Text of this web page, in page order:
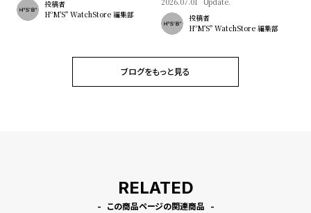
投稿者
HºM'S" WatchStore 編集部
投稿者
HºM'S" WatchStore 編集部
ブログをもっと見る
RELATED
この商品ページの関連商品